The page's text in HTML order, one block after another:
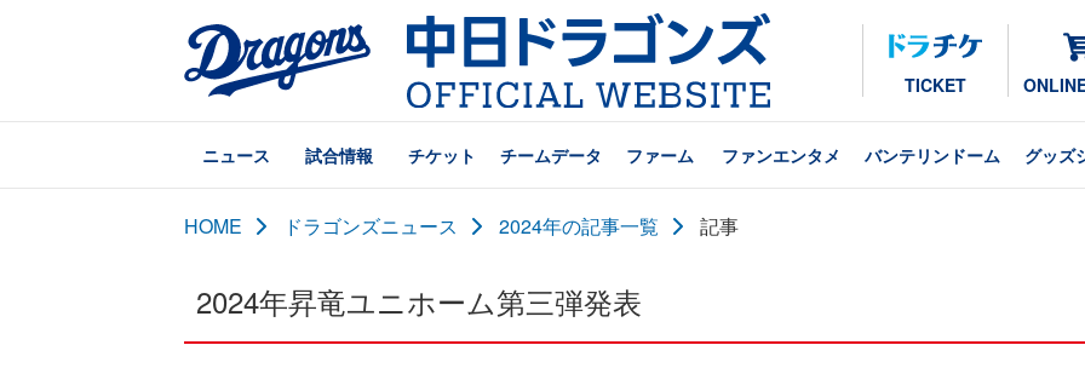
TICKET
ニュース 試合情報 チケット チームデータ ファーム ファンエンタメ バンテリンドーム グッズ
HOME ドラゴンズニュース 2024年の記事一覧 記事
2024年昇竜ユニホーム第三弾発表